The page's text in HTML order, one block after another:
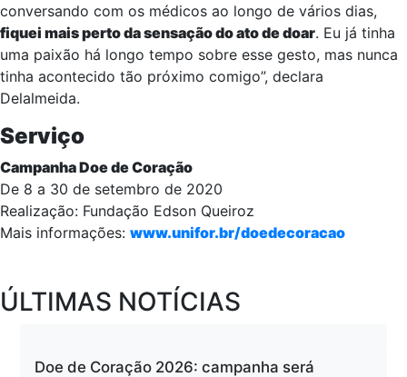
conversando com os médicos ao longo de vários dias,
fiquei mais perto da sensação do ato de doar. Eu já tinha
uma paixão há longo tempo sobre esse gesto, mas nunca
tinha acontecido tão próximo comigo”, declara
Delalmeida.
Serviço
Campanha Doe de Coração
De 8 a 30 de setembro de 2020
Realização: Fundação Edson Queiroz
Mais informações: www.unifor.br/doedecoracao
ÚLTIMAS NOTÍCIAS
Doe de Coração 2026: campanha será